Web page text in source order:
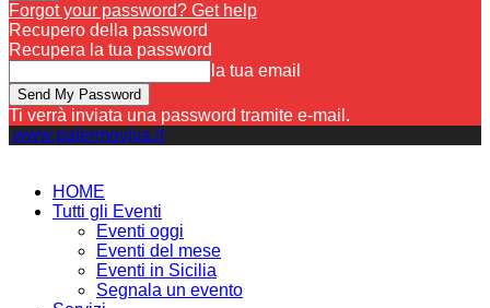
Forgot your password? Get help
Recupero della password
Recupera la tua password
la tua email
Ti verrà inviata una password tramite e-mail.
www.palermoviva.it
HOME
Tutti gli Eventi
Eventi oggi
Eventi del mese
Eventi in Sicilia
Segnala un evento